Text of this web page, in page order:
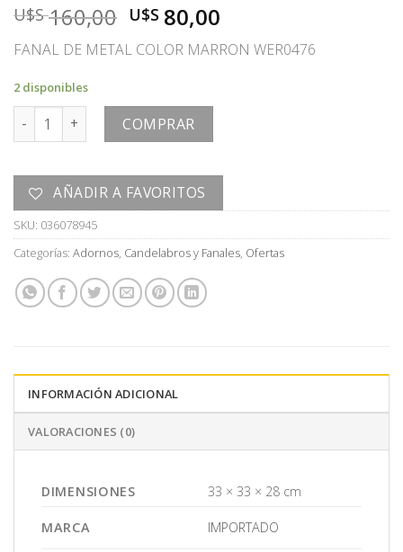
U$S160,00 El
precio
original
U$S
160,00.
U$S 80,00
precio
actual
FANAL DE METAL COLOR MARRON WER0476
2 disponibles
FANAL cantidad COMPRAR
AÑADIR A FAVORITOS
SKU: 036078945
Categorías: Adornos, Candelabros y Fanales, Ofertas
INFORMACIÓN ADICIONAL
VALORACIONES (0)
DIMENSIONES 33 × 33 × 28 cm
MARCA IMPORTADO